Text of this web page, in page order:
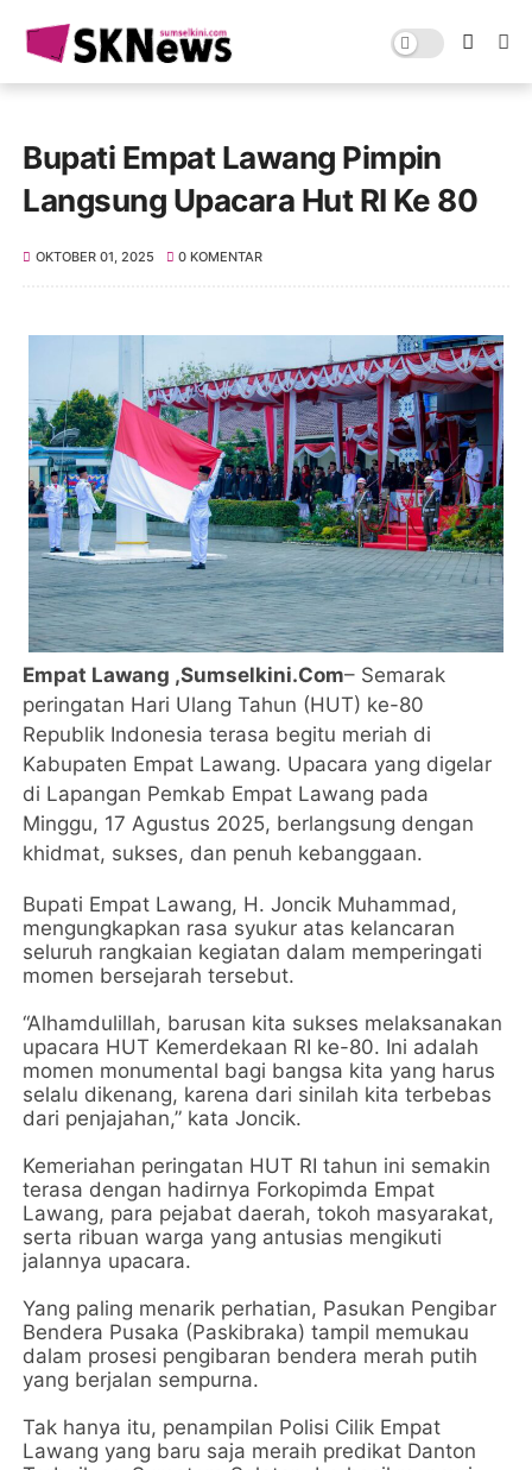
Bupati Empat Lawang Pimpin
Langsung Upacara Hut RI Ke 80
OKTOBER 01, 2025 0 KOMENTAR
Empat Lawang ,Sumselkini.Com– Semarak
peringatan Hari Ulang Tahun (HUT) ke-80
Republik Indonesia terasa begitu meriah di
Kabupaten Empat Lawang. Upacara yang digelar
di Lapangan Pemkab Empat Lawang pada
Minggu, 17 Agustus 2025, berlangsung dengan
khidmat, sukses, dan penuh kebanggaan.
Bupati Empat Lawang, H. Joncik Muhammad,
mengungkapkan rasa syukur atas kelancaran
seluruh rangkaian kegiatan dalam memperingati
momen bersejarah tersebut.
“Alhamdulillah, barusan kita sukses melaksanakan
upacara HUT Kemerdekaan RI ke-80. Ini adalah
momen monumental bagi bangsa kita yang harus
selalu dikenang, karena dari sinilah kita terbebas
dari penjajahan,” kata Joncik.
Kemeriahan peringatan HUT RI tahun ini semakin
terasa dengan hadirnya Forkopimda Empat
Lawang, para pejabat daerah, tokoh masyarakat,
serta ribuan warga yang antusias mengikuti
jalannya upacara.
Yang paling menarik perhatian, Pasukan Pengibar
Bendera Pusaka (Paskibraka) tampil memukau
dalam prosesi pengibaran bendera merah putih
yang berjalan sempurna.
Tak hanya itu, penampilan Polisi Cilik Empat
Lawang yang baru saja meraih predikat Danton